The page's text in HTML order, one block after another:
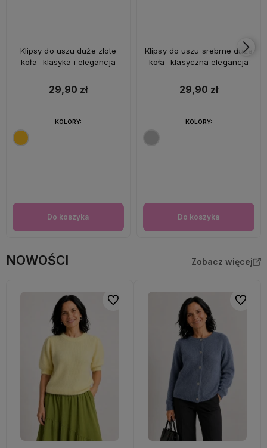
Klipsy do uszu duże złote
koła- klasyka i elegancja
29,90 zł
Do koszyka
KOLORY:
Klipsy do uszu srebrne duże
koła- klasyczna elegancja
29,90 zł
Do koszyka
KOLORY:
NOWOŚCI Zobacz więcej
Do ulubionych Do